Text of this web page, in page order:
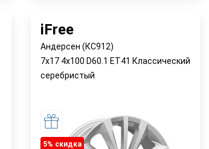
iFree
Андерсен (КС912)
7x17 4x100 D60.1 ET41 Классический
серебристый
5% cкидка